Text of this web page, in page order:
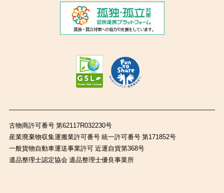
古物商許可番号 第62117R032230号
産業廃棄物収集運搬業許可番号 統一許可番号 第171852号
一般貨物自動車運送事業許可 近運自貨第368号
遺品整理士認定協会 遺品整理士優良事業所